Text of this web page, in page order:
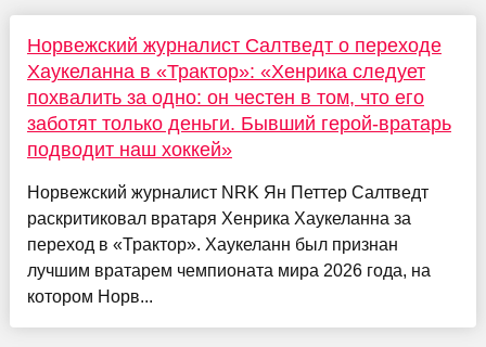
Норвежский журналист Салтведт о переходе
Хаукеланна в «Трактор»: «Хенрика следует
похвалить за одно: он честен в том, что его
заботят только деньги. Бывший герой-вратарь
подводит наш хоккей»
Норвежский журналист NRK Ян Петтер Салтведт
раскритиковал вратаря Хенрика Хаукеланна за
переход в «Трактор». Хаукеланн был признан
лучшим вратарем чемпионата мира 2026 года, на
котором Норв...